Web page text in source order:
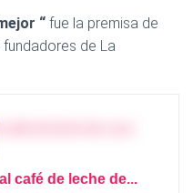
“ fue la premisa de
de La
café de leche de...